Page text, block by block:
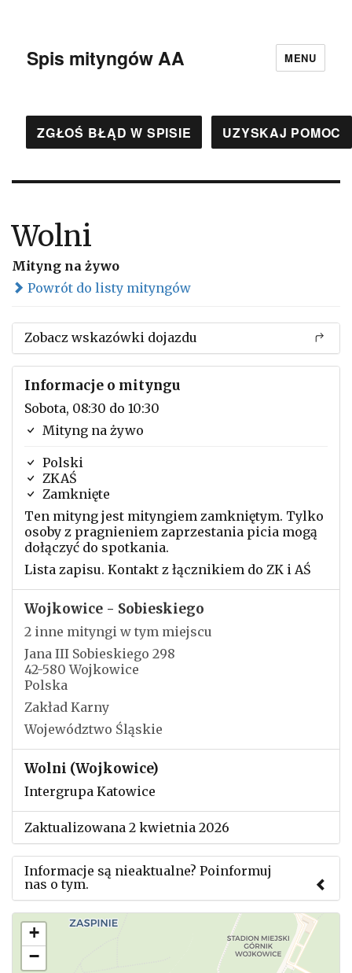
Spis mityngów AA MENU
ZGŁOŚ BŁĄD W SPISIE UZYSKAJ POMOC
Wolni
Mityng na żywo
Powrót do listy mityngów
Zobacz wskazówki dojazdu
Informacje o mityngu
Sobota, 08:30 do 10:30
Mityng na żywo
Polski
ZKAŚ
Zamknięte
Ten mityng jest mityngiem zamkniętym. Tylko
osoby z pragnieniem zaprzestania picia mogą
dołączyć do spotkania.
Lista zapisu. Kontakt z łącznikiem do ZK i AŚ
Wojkowice - Sobieskiego
2 inne mityngi w tym miejscu
Jana III Sobieskiego 298
42-580 Wojkowice
Polska
Zakład Karny
Województwo Śląskie
Wolni (Wojkowice)
Intergrupa Katowice
Zaktualizowana 2 kwietnia 2026
Informacje są nieaktualne? Poinformuj
nas o tym.
Użyj tego formularza aby przesłać informację o
zmianach w powyższym mityngu.
+
−